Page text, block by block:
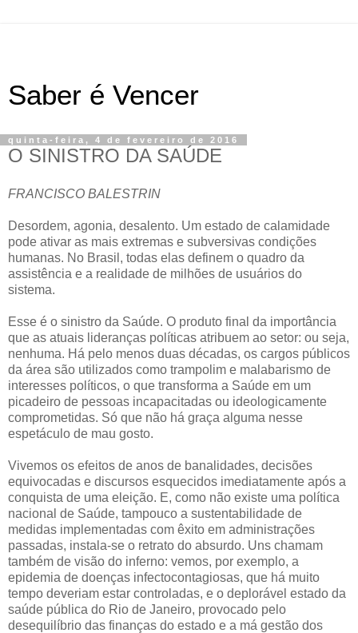
Saber é Vencer
quinta-feira, 4 de fevereiro de 2016
O SINISTRO DA SAÚDE
FRANCISCO BALESTRIN
Desordem, agonia, desalento. Um estado de calamidade
pode ativar as mais extremas e subversivas condições
humanas. No Brasil, todas elas definem o quadro da
assistência e a realidade de milhões de usuários do
sistema.
Esse é o sinistro da Saúde. O produto final da importância
que as atuais lideranças políticas atribuem ao setor: ou seja,
nenhuma. Há pelo menos duas décadas, os cargos públicos
da área são utilizados como trampolim e malabarismo de
interesses políticos, o que transforma a Saúde em um
picadeiro de pessoas incapacitadas ou ideologicamente
comprometidas. Só que não há graça alguma nesse
espetáculo de mau gosto.
Vivemos os efeitos de anos de banalidades, decisões
equivocadas e discursos esquecidos imediatamente após a
conquista de uma eleição. E, como não existe uma política
nacional de Saúde, tampouco a sustentabilidade de
medidas implementadas com êxito em administrações
passadas, instala-se o retrato do absurdo. Uns chamam
também de visão do inferno: vemos, por exemplo, a
epidemia de doenças infectocontagiosas, que há muito
tempo deveriam estar controladas, e o deplorável estado da
saúde pública do Rio de Janeiro, provocado pelo
desequilíbrio das finanças do estado e a má gestão dos